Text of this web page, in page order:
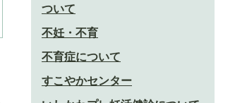
ついて
不妊・不育
不育症について
すこやかセンター